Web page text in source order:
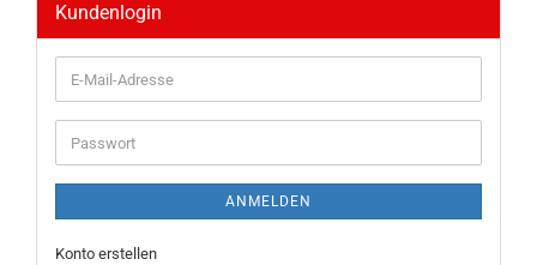
Kundenlogin
E-
Mail-
Adresse
Passwort
ANMELDEN
Konto erstellen